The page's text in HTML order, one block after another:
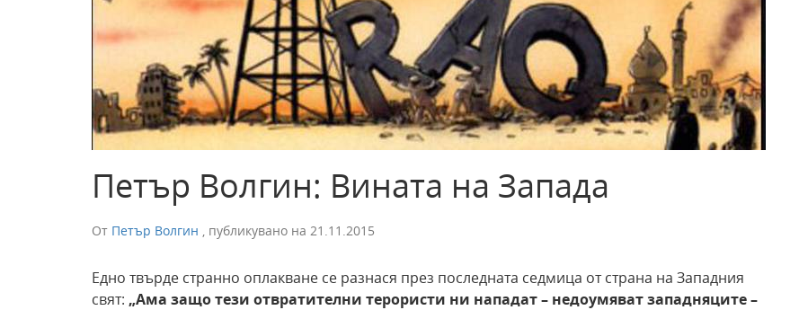
Петър Волгин: Вината на Запада
От Петър Волгин , публикувано на 21.11.2015
Едно твърде странно оплакване се разнася през последната седмица от страна на Западния
свят: „Ама защо тези отвратителни терористи ни нападат – недоумяват западняците –